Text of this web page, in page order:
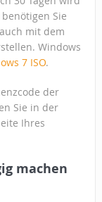
Sie
mit dem
Windows
7 ISO.
der
Sie in der
Ihres
machen